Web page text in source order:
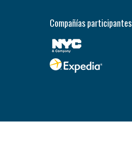
Compañías participantes